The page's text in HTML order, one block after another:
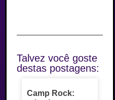
Talvez você goste
destas postagens:
Camp Rock: